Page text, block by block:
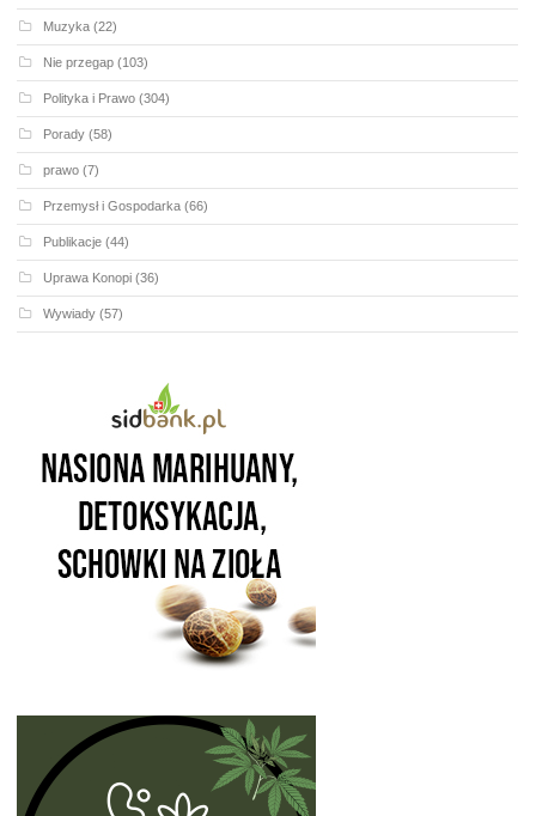
Muzyka (22)
Nie przegap (103)
Polityka i Prawo (304)
Porady (58)
prawo (7)
Przemysł i Gospodarka (66)
Publikacje (44)
Uprawa Konopi (36)
Wywiady (57)